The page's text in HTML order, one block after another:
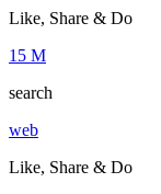
Like, Share & Do
15 M
search
web
Like, Share & Do